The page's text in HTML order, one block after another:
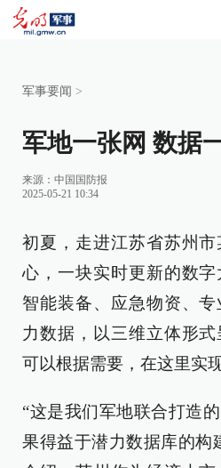
军事要闻 >
军地一张网 数据
来源： 中国国防报
2025-05-21 10:34
初夏，走进江苏省苏州
心，一块实时更新的数字
智能装备、应急物资、
力数据，以三维立体形
可以根据需要，在这里实
“这是我们军地联合打造
果得益于潜力数据库的构